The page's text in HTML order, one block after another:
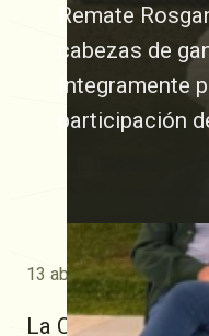
Remate
cabezas de
íntegramente
participación
13 abril, 2026
La Cooperativa